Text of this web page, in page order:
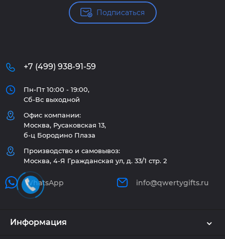
Подписаться
+7 (499) 938-91-59
Пн-Пт 10:00 - 19:00,
Сб-Вс выходной
Офис компании:
Москва, Русаковская 13,
б-ц Бородино Плаза
Производство и самовывоз:
Москва, 4-Я Гражданская ул, д. 33/1 стр. 2
WhatsApp info@qwertygifts.ru
Информация